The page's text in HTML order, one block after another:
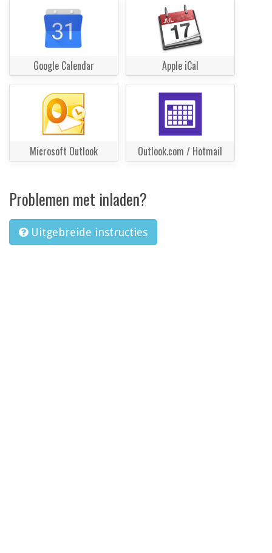
Google Calendar Apple iCal
Microsoft Outlook Outlook.com / Hotmail
Problemen met inladen?
Uitgebreide instructies